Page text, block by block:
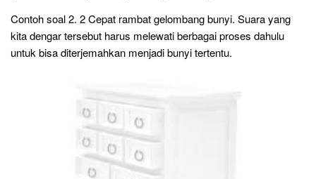
Contoh soal 2. 2 Cepat rambat gelombang bunyi. Suara yang
kita dengar tersebut harus melewati berbagai proses dahulu
untuk bisa diterjemahkan menjadi bunyi tertentu.